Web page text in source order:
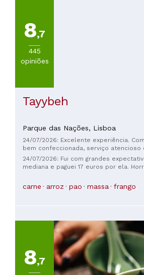
8,7
445
opiniões
Tayybeh
Parque das Nações, Lisboa
24/07/2026: Excelente experiência.
bem confeccionada, serviço atencioso
óptima refeição.
24/07/2026: Fui com grandes
mediana e paguei 17 euros por ela.
carne arroz pao massa frango
8,7